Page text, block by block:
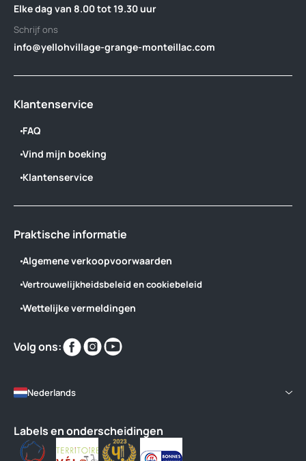
Elke dag van 8.00 tot 19.30 uur
Schrijf ons
info@yellohvillage-grange-monteillac.com
Klantenservice
FAQ
Vind mijn boeking
Klantenservice
Praktische informatie
Algemene verkoopvoorwaarden
Vertrouwelijkheidsbeleid en cookiebeleid
Wettelijke vermeldingen
Volg ons:
Vind
ons
Vind
ons
Nederlands
Labels en onderscheidingen